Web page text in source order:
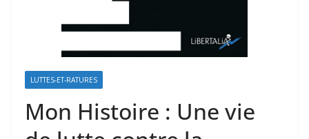
LUTTES-ET-RATURES
Mon Histoire : Une vie